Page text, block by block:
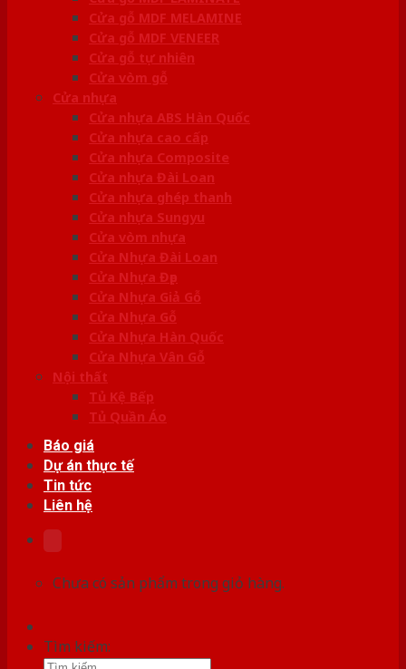
Cửa gỗ MDF MELAMINE
Cửa gỗ MDF VENEER
Cửa gỗ tự nhiên
Cửa vòm gỗ
Cửa nhựa
Cửa nhựa ABS Hàn Quốc
Cửa nhựa cao cấp
Cửa nhựa Composite
Cửa nhựa Đài Loan
Cửa nhựa ghép thanh
Cửa nhựa Sungyu
Cửa vòm nhựa
Cửa Nhựa Đài Loan
Cửa Nhựa Đẹp
Cửa Nhựa Giả Gỗ
Cửa Nhựa Gỗ
Cửa Nhựa Hàn Quốc
Cửa Nhựa Vân Gỗ
Nội thất
Tủ Kệ Bếp
Tủ Quần Áo
Báo giá
Dự án thực tế
Tin tức
Liên hệ
Chưa có sản phẩm trong giỏ hàng.
Tìm kiếm: